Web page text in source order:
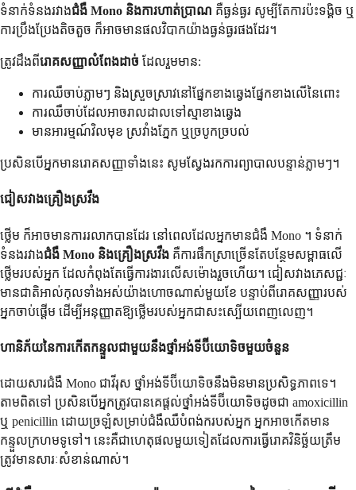
ទំនាក់ទំនងរវាងជំងឺ Mono និងការហាត់ប្រាណ គឺធ្ងន់ធ្ងរ សូម្បីតែការប៉ះទង្គិច ឬ
ការប្រឹងប្រែងតិចតួច ក៏អាចមានផលវិបាកយ៉ាងធ្ងន់ធ្ងរផងដែរ។
ត្រូវដឹងពីរោគសញ្ញាលំពែងដាច់ ដែលរួមមាន:
ការឈឺចាប់ភ្លាមៗ និងស្រួចស្រាវនៅផ្នែកខាងឆ្វេងផ្នែកខាងលើនៃពោះ
ការឈឺចាប់ដែលអាចរាលដាលទៅស្មាខាងឆ្វេង
មានអារម្មណ៍វិលមុខ ស្រវាំងភ្នែក ឬច្របូកច្របល់
ប្រសិនបើអ្នកមានរោគសញ្ញាទាំងនេះ សូមស្វែងរកការព្យាបាលបន្ទាន់ភ្លាមៗ។
ជៀសវាងគ្រឿងស្រវឹង
ថ្លើម ក៏អាចមានការរលាកបានដែរ នៅពេលដែលអ្នកមានជំងឺ Mono ។ ទំនាក់
ទំនងរវាងជំងឺ Mono និងគ្រឿងស្រវឹង គឺការផឹកស្រាច្រើនតែបន្ថែមសម្ពាធលើ
ថ្លើមរបស់អ្នក ដែលកំពុងតែធ្វើការងារលើសម៉ោងរួចហើយ។ ជៀសវាងភេសជ្ជៈ
មានជាតិអាល់កុលទាំងអស់យ៉ាងហោចណាស់មួយខែ បន្ទាប់ពីរោគសញ្ញារបស់
អ្នកចាប់ផ្តើម ដើម្បីអនុញ្ញាតឱ្យថ្លើមរបស់អ្នកជាសះស្បើយពេញលេញ។
ហានិភ័យនៃការកើតកន្ទួលជាមួយនឹងថ្នាំអង់ទីប៊ីយោទិចមួយចំនួន
ដោយសារជំងឺ Mono ជាវីរុស ថ្នាំអង់ទីប៊ីយោទិចនឹងមិនមានប្រសិទ្ធភាពទេ។
តាមពិតទៅ ប្រសិនបើអ្នកត្រូវបានគេផ្តល់ថ្នាំអង់ទីប៊ីយោទិចដូចជា amoxicillin
ឬ penicillin ដោយច្រឡំសម្រាប់ជំងឺឈឺបំពង់ករបស់អ្នក អ្នកអាចកើតមាន
កន្ទួលក្រហមទូទៅ។ នេះគឺជាហេតុផលមួយទៀតដែលការធ្វើរោគវិនិច្ឆ័យត្រឹម
ត្រូវមានសារៈសំខាន់ណាស់។